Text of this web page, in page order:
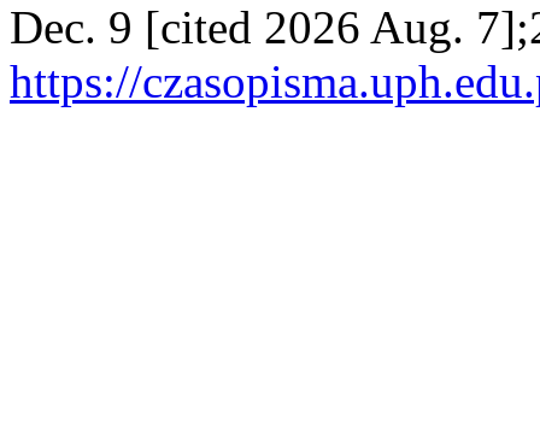
Dec. 9 [cited 2026 Aug.
https://